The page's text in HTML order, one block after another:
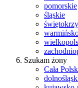
pomorskie
śląskie
Szukam żony
Cała